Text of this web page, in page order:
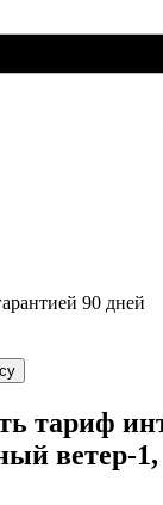
90 дней
тариф
ветер-1,